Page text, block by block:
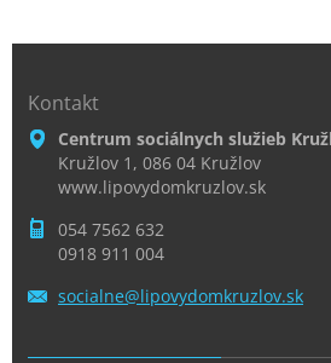
Kontakt
Centrum sociálnych služieb
Kružlov 1, 086 04 Kružlov
www.lipovydomkruzlov.sk
054 7562 632
0918 911 004
socialne@lipovydomkruzlov.sk